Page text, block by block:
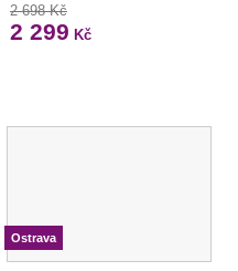
2 698 Kč
2 299 Kč
Ostrava